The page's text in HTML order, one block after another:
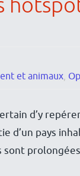
et animaux,
d’y
d’un pays